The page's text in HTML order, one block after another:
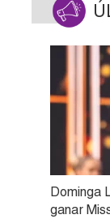
Dominga
ganar